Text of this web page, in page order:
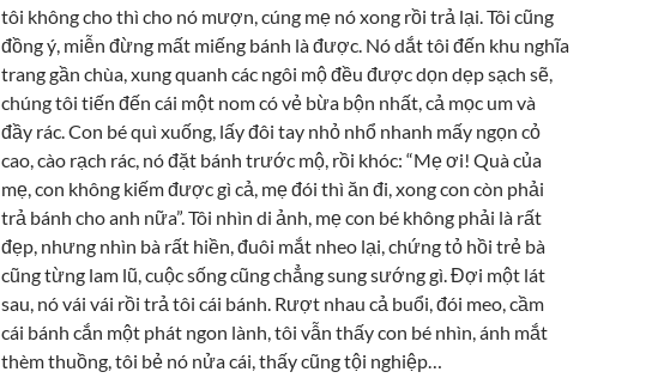
tôi không cho thì cho nó mượn, cúng mẹ nó xong rồi trả lại. Tôi cũng
đồng ý, miễn đừng mất miếng bánh là được. Nó dắt tôi đến khu nghĩa
trang gần chùa, xung quanh các ngôi mộ đều được dọn dẹp sạch sẽ,
chúng tôi tiến đến cái một nom có vẻ bừa bộn nhất, cả mọc um và
đầy rác. Con bé quì xuống, lấy đôi tay nhỏ nhổ nhanh mấy ngọn cỏ
cao, cào rạch rác, nó đặt bánh trước mộ, rồi khóc: “Mẹ ơi! Quà của
mẹ, con không kiếm được gì cả, mẹ đói thì ăn đi, xong con còn phải
trả bánh cho anh nữa”. Tôi nhìn di ảnh, mẹ con bé không phải là rất
đẹp, nhưng nhìn bà rất hiền, đuôi mắt nheo lại, chứng tỏ hồi trẻ bà
cũng từng lam lũ, cuộc sống cũng chẳng sung sướng gì. Đợi một lát
sau, nó vái vái rồi trả tôi cái bánh. Rượt nhau cả buổi, đói meo, cầm
cái bánh cắn một phát ngon lành, tôi vẫn thấy con bé nhìn, ánh mắt
thèm thuồng, tôi bẻ nó nửa cái, thấy cũng tội nghiệp…